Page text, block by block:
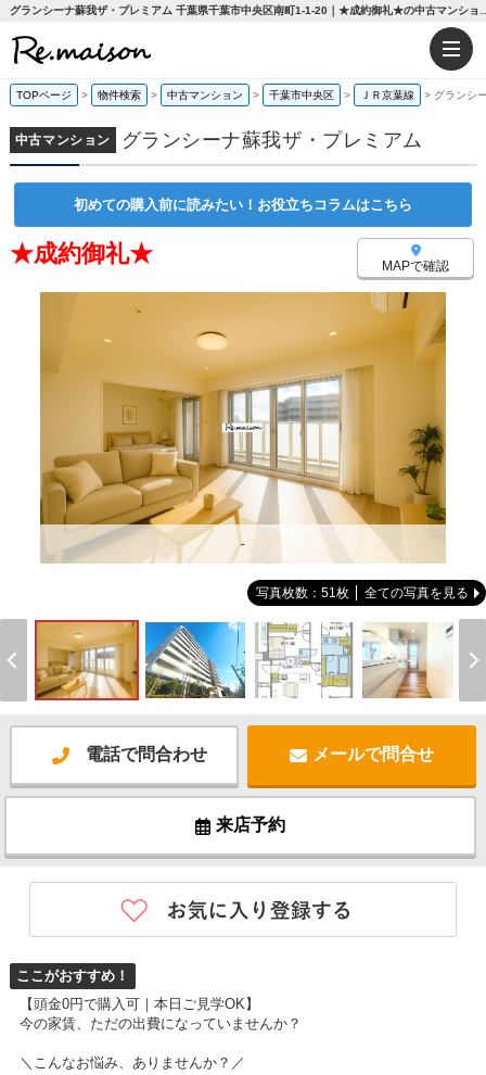
TOPページ > 物件検索 > 中古マンション > 千葉市中央区 > ＪＲ京葉線 > グランシ
中古マンション グランシーナ蘇我ザ・プレミアム
初めての購入前に読みたい！お役立ちコラムはこちら
★成約御礼★ MAPで確認
-
写真枚数：51枚 全ての写真を見る
電話で問合わせ メールで問合せ
来店予約
ここがおすすめ！
【頭金0円で購入可｜本日ご見学OK】
今の家賃、ただの出費になっていませんか？
＼こんなお悩み、ありませんか？／